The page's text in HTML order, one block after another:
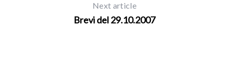
Next article
Brevi del 29.10.2007